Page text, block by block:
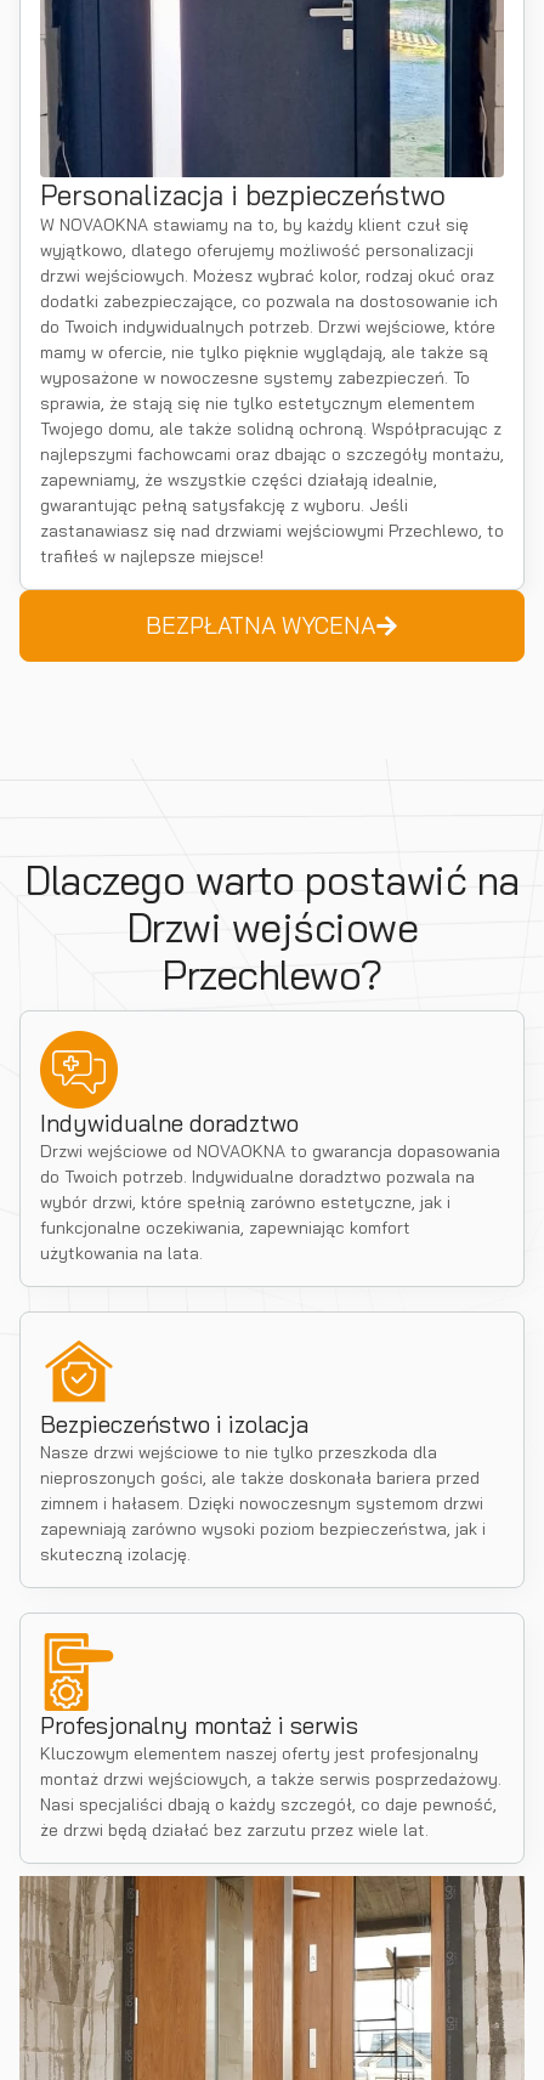
Personalizacja i bezpieczeństwo
W NOVAOKNA stawiamy na to, by każdy klient czuł się
wyjątkowo, dlatego oferujemy możliwość personalizacji
drzwi wejściowych. Możesz wybrać kolor, rodzaj okuć oraz
dodatki zabezpieczające, co pozwala na dostosowanie ich
do Twoich indywidualnych potrzeb. Drzwi wejściowe, które
mamy w ofercie, nie tylko pięknie wyglądają, ale także są
wyposażone w nowoczesne systemy zabezpieczeń. To
sprawia, że stają się nie tylko estetycznym elementem
Twojego domu, ale także solidną ochroną. Współpracując z
najlepszymi fachowcami oraz dbając o szczegóły montażu,
zapewniamy, że wszystkie części działają idealnie,
gwarantując pełną satysfakcję z wyboru. Jeśli
zastanawiasz się nad drzwiami wejściowymi Przechlewo, to
trafiłeś w najlepsze miejsce!
BEZPŁATNA WYCENA
Dlaczego warto postawić na
Drzwi wejściowe
Przechlewo?
Indywidualne doradztwo
Drzwi wejściowe od NOVAOKNA to gwarancja dopasowania
do Twoich potrzeb. Indywidualne doradztwo pozwala na
wybór drzwi, które spełnią zarówno estetyczne, jak i
funkcjonalne oczekiwania, zapewniając komfort
użytkowania na lata.
Bezpieczeństwo i izolacja
Nasze drzwi wejściowe to nie tylko przeszkoda dla
nieproszonych gości, ale także doskonała bariera przed
zimnem i hałasem. Dzięki nowoczesnym systemom drzwi
zapewniają zarówno wysoki poziom bezpieczeństwa, jak i
skuteczną izolację.
Profesjonalny montaż i serwis
Kluczowym elementem naszej oferty jest profesjonalny
montaż drzwi wejściowych, a także serwis posprzedażowy.
Nasi specjaliści dbają o każdy szczegół, co daje pewność,
że drzwi będą działać bez zarzutu przez wiele lat.